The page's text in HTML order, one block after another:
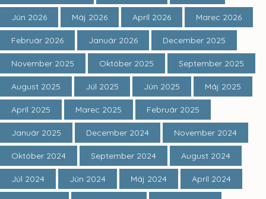
Jún 2026 Máj 2026 Apríl 2026 Marec 2026
Február 2026 Január 2026 December 2025
November 2025 Október 2025 September 2025
August 2025 Júl 2025 Jún 2025 Máj 2025
Apríl 2025 Marec 2025 Február 2025
Január 2025 December 2024 November 2024
Október 2024 September 2024 August 2024
Júl 2024 Jún 2024 Máj 2024 Apríl 2024